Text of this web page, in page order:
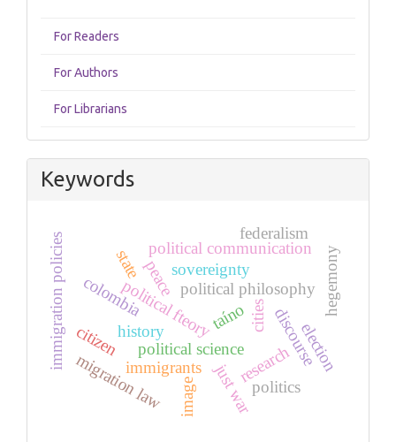
For Readers
For Authors
For Librarians
Keywords
cities
political science
political philosophy
research
history discourse
political fteory hegemony
colombiapeace
immigrants
immigration policies
migration law just war
sovereignty
taíno
politics
image
election
political communication
citizen
federalism
state